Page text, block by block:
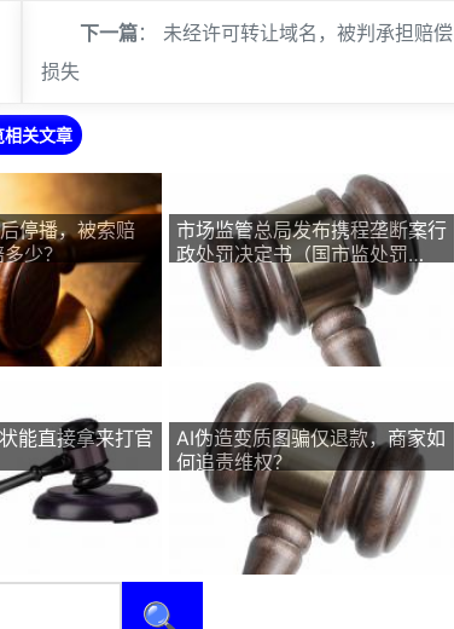
下一篇： 未经许可转让域名，被判承担赔偿
损失
相关文章
停播，被索赔
少？
市场监管总局发布携程垄断案行
政处罚决定书（国市监处罚
〔2026〕29号）
能直接拿来打官
AI伪造变质图骗仅退款，商家如
何追责维权？
🔍